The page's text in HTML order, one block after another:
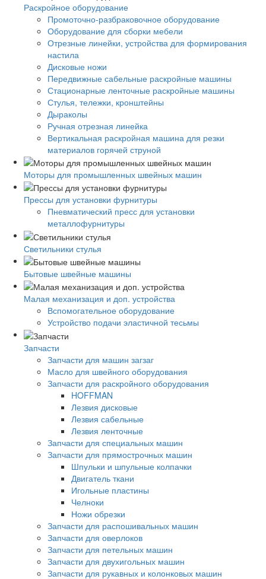
Раскройное оборудование
Промоточно-разбраковочное оборудование
Оборудование для сборки мебели
Отрезные линейки, устройства для формирования
настила
Дисковые ножи
Передвижные сабельные раскройные машины
Стационарные ленточные раскройные машины
Стулья, тележки, кронштейны
Дыраколы
Ручная отрезная линейка
Вертикальная раскройная машина для резки
материалов горячей струной
Моторы для промышленных швейных машин
Прессы для установки фурнитуры
Пневматический пресс для установки
металлофурнитуры
Светильники стулья
Бытовые швейные машины
Малая механизация и доп. устройства
Вспомогательное оборудование
Устройство подачи эластичной тесьмы
Запчасти
Запчасти для машин загзаг
Масло для швейного оборудования
Запчасти для раскройного оборудования
HOFFMAN
Лезвия дисковые
Лезвия сабельные
Лезвия ленточные
Запчасти для специальных машин
Запчасти для прямострочных машин
Шпульки и шпульные колпачки
Двигатель ткани
Игольные пластины
Челноки
Ножи обрезки
Запчасти для распошивальных машин
Запчасти для оверлоков
Запчасти для петельных машин
Запчасти для двухигольных машин
Запчасти для рукавных и колонковых машин